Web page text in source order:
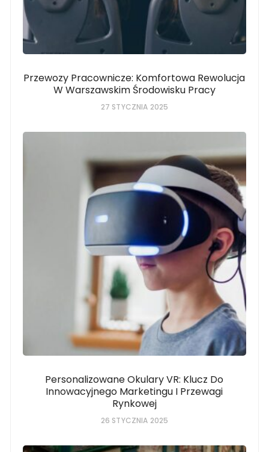
Przewozy Pracownicze: Komfortowa Rewolucja
W Warszawskim Środowisku Pracy
27 STYCZNIA 2025
Personalizowane Okulary VR: Klucz Do
Innowacyjnego Marketingu I Przewagi
Rynkowej
26 STYCZNIA 2025